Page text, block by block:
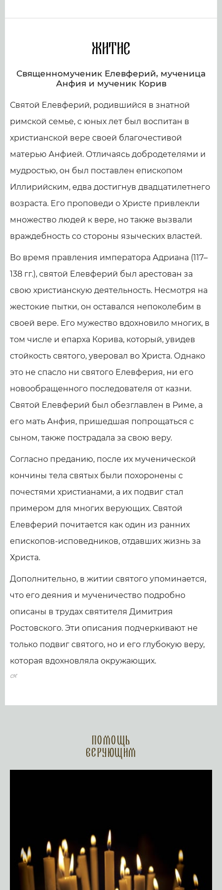
Житие
Священномученик Елевферий, мученица
Анфия и мученик Корив
Святой Елевферий, родившийся в знатной
римской семье, с юных лет был воспитан в
христианской вере своей благочестивой
матерью Анфией. Отличаясь добродетелями и
мудростью, он был поставлен епископом
Иллирийским, едва достигнув двадцатилетнего
возраста. Его проповеди о Христе привлекли
множество людей к вере, но также вызвали
враждебность со стороны языческих властей.
Во время правления императора Адриана (117–
138 гг.), святой Елевферий был арестован за
свою христианскую деятельность. Несмотря на
жестокие пытки, он оставался непоколебим в
своей вере. Его мужество вдохновило многих, в
том числе и епарха Корива, который, увидев
стойкость святого, уверовал во Христа. Однако
это не спасло ни святого Елевферия, ни его
новообращенного последователя от казни.
Святой Елевферий был обезглавлен в Риме, а
его мать Анфия, пришедшая попрощаться с
сыном, также пострадала за свою веру.
Согласно преданию, после их мученической
кончины тела святых были похоронены с
почестями христианами, а их подвиг стал
примером для многих верующих. Святой
Елевферий почитается как один из ранних
епископов-исповедников, отдавших жизнь за
Христа.
Дополнительно, в житии святого упоминается,
что его деяния и мученичество подробно
описаны в трудах святителя Димитрия
Ростовского. Эти описания подчеркивают не
только подвиг святого, но и его глубокую веру,
которая вдохновляла окружающих.
Помощь
верующим